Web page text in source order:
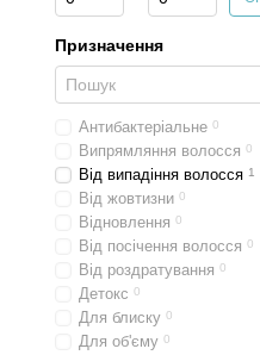
Призначення
Антибактеріальне 0
Випрямляння волосся 0
Від випадіння волосся 1
Від жовтизни 0
Відновлення 0
Від посічення волосся 0
Від роздратування 0
Детокс 0
Для блиску 0
Для об'єму 0